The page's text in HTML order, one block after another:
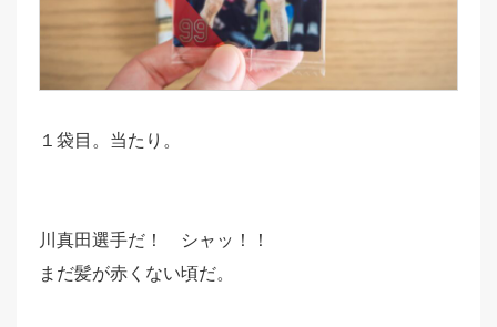
１袋目。当たり。
川真田選手だ！ シャッ！！
まだ髪が赤くない頃だ。